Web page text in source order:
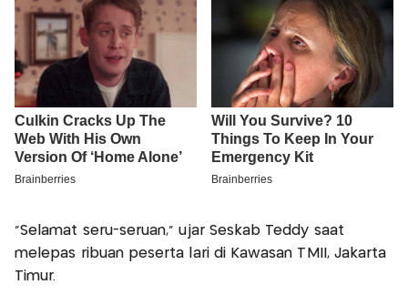
"Selamat seru-seruan," ujar Seskab Teddy saat
melepas ribuan peserta lari di Kawasan TMII, Jakarta
Timur.